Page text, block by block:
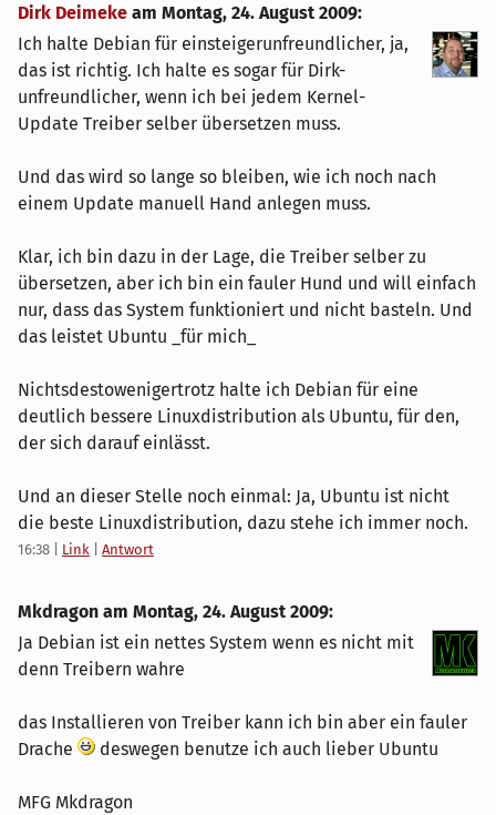
Dirk Deimeke am Montag, 24. August 2009:
Ich halte Debian für einsteigerunfreundlicher, ja,
das ist richtig. Ich halte es sogar für Dirk-
unfreundlicher, wenn ich bei jedem Kernel-
Update Treiber selber übersetzen muss.
Und das wird so lange so bleiben, wie ich noch nach
einem Update manuell Hand anlegen muss.
Klar, ich bin dazu in der Lage, die Treiber selber zu
übersetzen, aber ich bin ein fauler Hund und will einfach
nur, dass das System funktioniert und nicht basteln. Und
das leistet Ubuntu _für mich_
Nichtsdestowenigertrotz halte ich Debian für eine
deutlich bessere Linuxdistribution als Ubuntu, für den,
der sich darauf einlässt.
Und an dieser Stelle noch einmal: Ja, Ubuntu ist nicht
die beste Linuxdistribution, dazu stehe ich immer noch.
16:38 Link Antwort
Mkdragon am Montag, 24. August 2009:
Ja Debian ist ein nettes System wenn es nicht mit
denn Treibern wahre
das Installieren von Treiber kann ich bin aber ein fauler
Drache
deswegen benutze ich auch lieber Ubuntu
MFG Mkdragon